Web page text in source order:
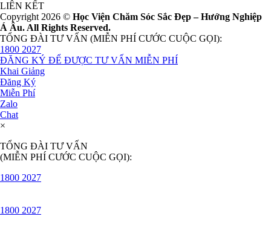
LIÊN KẾT
Copyright 2026 © Học Viện Chăm Sóc Sắc Đẹp – Hướng Nghiệp
Á Âu. All Rights Reserved.
TỔNG ĐÀI TƯ VẤN (MIỄN PHÍ CƯỚC CUỘC GỌI):
1800 2027
ĐĂNG KÝ ĐỂ ĐƯỢC TƯ VẤN MIỄN PHÍ
Khai Giảng
Đăng Ký
Miễn Phí
Zalo
Chat
×
TỔNG ĐÀI TƯ VẤN
(MIỄN PHÍ CƯỚC CUỘC GỌI):
1800 2027
1800 2027